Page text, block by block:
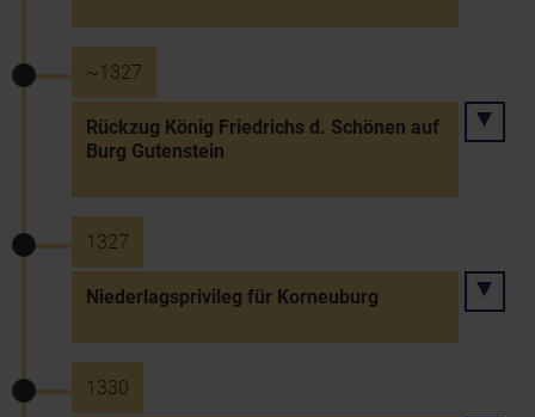
~1327
Rückzug König Friedrichs d. Schönen auf
Burg Gutenstein
1327
Niederlagsprivileg für Korneuburg
1330